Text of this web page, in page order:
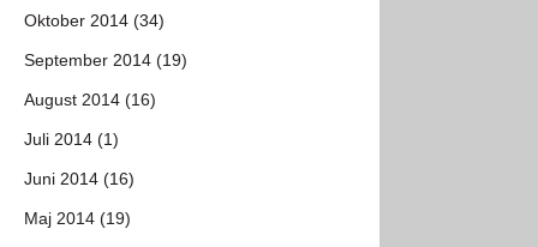
Oktober 2014 (34)
September 2014 (19)
August 2014 (16)
Juli 2014 (1)
Juni 2014 (16)
Maj 2014 (19)